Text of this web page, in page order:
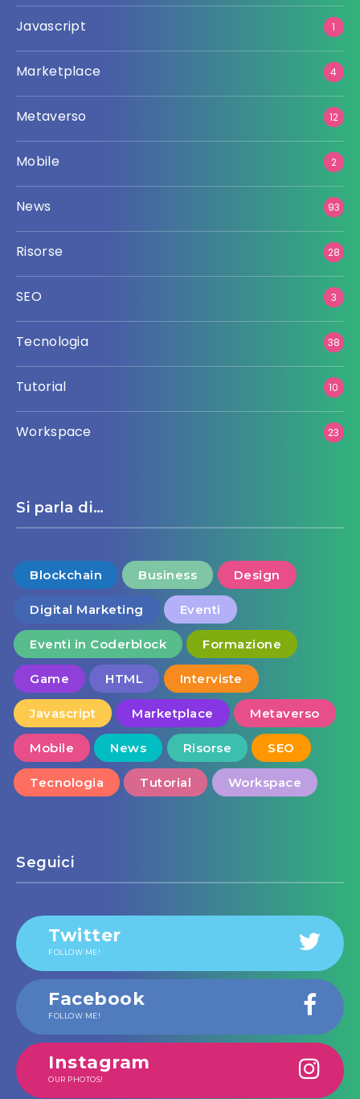
Javascript 1
Marketplace 4
Metaverso 12
Mobile 2
News 93
Risorse 28
SEO 3
Tecnologia 38
Tutorial 10
Workspace 23
Si parla di…
Blockchain Business Design
Digital Marketing Eventi
Eventi in Coderblock Formazione
Game HTML Interviste
Javascript Marketplace Metaverso
Mobile News Risorse SEO
Tecnologia Tutorial Workspace
Seguici
Twitter
FOLLOW ME!
Facebook
FOLLOW ME!
Instagram
OUR PHOTOS!